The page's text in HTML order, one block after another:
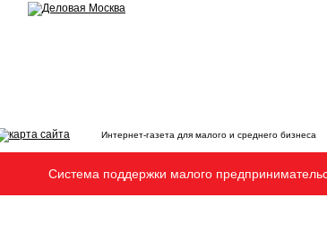
Интернет-газета для малого и среднего бизнеса
Система поддержки малого